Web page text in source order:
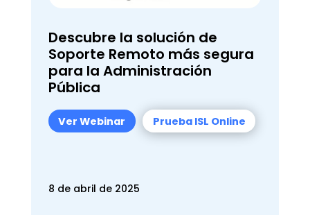
Descubre la solución de
Soporte Remoto más segura
para la Administración
Pública
Ver Webinar Prueba ISL Online
8 de abril de 2025